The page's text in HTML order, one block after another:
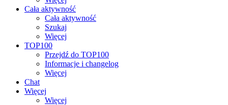
Cała aktywność
Cała aktywność
Szukaj
Więcej
TOP100
Przejdź do TOP100
Informacje i changelog
Więcej
Chat
Więcej
Więcej